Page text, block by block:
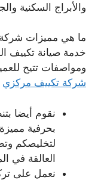
والأبراج السكنية
ما هي مميزات شركة
خدمة صيانة تكييف
ومواصفات تتيح
شركة تكييف مركزي
نقوم أيضا
بحرفية
لتخليصكم
العالقة في
نعمل على